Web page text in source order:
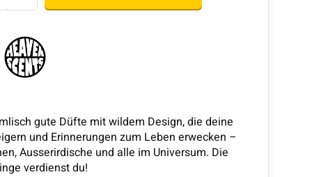
gute Düfte mit wildem Design, die deine
und Erinnerungen zum Leben erwecken –
Ausserirdische und alle im Universum. Die
verdienst du!